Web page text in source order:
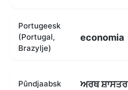
Portugeesk
(Portugal,
Brazylje)
economia
Pûndjaabsk ਅਰਥ ਸ਼ਾਸਤਰ